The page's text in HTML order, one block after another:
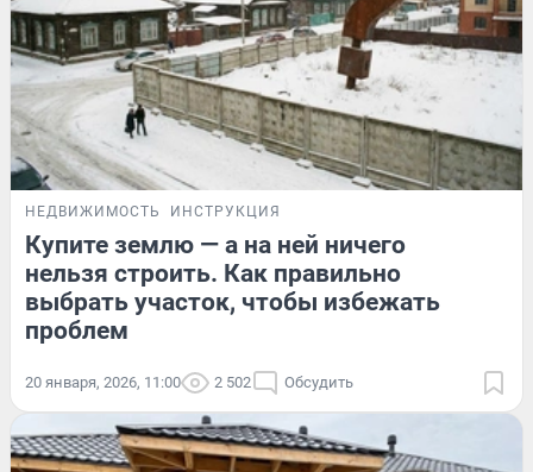
НЕДВИЖИМОСТЬ ИНСТРУКЦИЯ
Купите землю — а на ней ничего
нельзя строить. Как правильно
выбрать участок, чтобы избежать
проблем
20 января, 2026, 11:00 2 502 Обсудить